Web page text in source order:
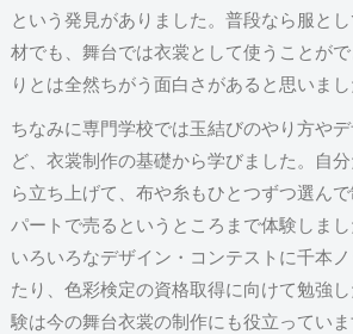
という発見がありました。普段なら服と
材でも、舞台では衣裳として使うことが
りとは全然ちがう面白さがあると思いまし
ちなみに専門学校では玉結びのやり方や
ど、衣裳制作の基礎から学びました。自
ら立ち上げて、布や糸もひとつずつ選ん
パートで売るというところまで体験しま
いろいろなデザイン・コンテストに千本
たり、色彩検定の資格取得に向けて勉強
験は今の舞台衣裳の制作にも役立っていま